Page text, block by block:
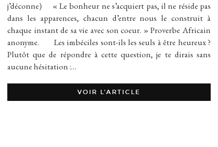
j’déconne) « Le bonheur ne s’acquiert pas, il ne réside pas
dans les apparences, chacun d’entre nous le construit à
chaque instant de sa vie avec son coeur. » Proverbe Africain
anonyme. Les imbéciles sont-ils les seuls à être heureux ?
Plutôt que de répondre à cette question, je te dirais sans
aucune hésitation :…
VOIR L’ARTICLE